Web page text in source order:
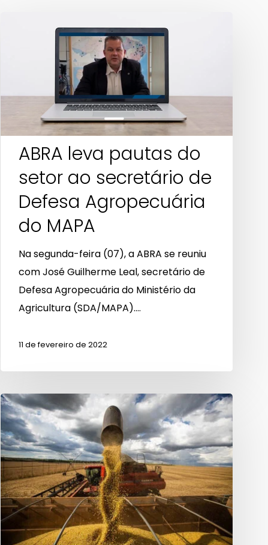
setor
secretário
Defesa
Agropecuária
MAPA
ABRA leva pautas do
setor ao secretário de
Defesa Agropecuária
do MAPA
Na segunda-feira (07), a ABRA se reuniu
com José Guilherme Leal, secretário de
Defesa Agropecuária do Ministério da
Agricultura (SDA/MAPA).…
11 de fevereiro de 2022
Agropecuária
registra
maior
saldo
de
empregos
desde
2011